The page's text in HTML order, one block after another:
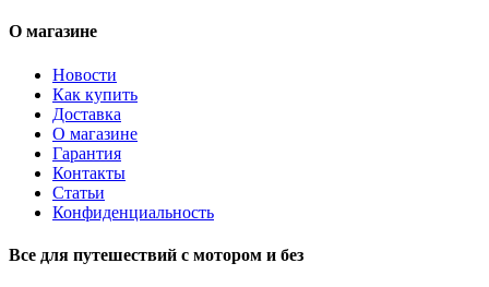
О магазине
Новости
Как купить
Доставка
О магазине
Гарантия
Контакты
Статьи
Конфиденциальность
Все для путешествий с мотором и без